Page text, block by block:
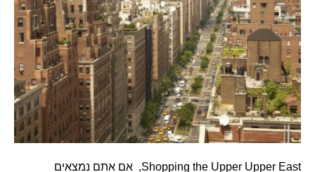
Shopping the Upper Upper East, אם אתם נמצאים